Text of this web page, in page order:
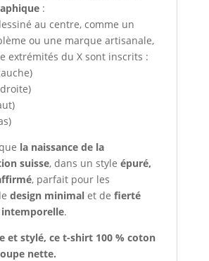
:
au centre, comme un
ou une marque artisanale,
extrémités du X sont inscrits :
la naissance de la
suisse, dans un style épuré,
, parfait pour les
design minimalet de fierté
.
et stylé, ce t-shirt 100 % coton
nette.